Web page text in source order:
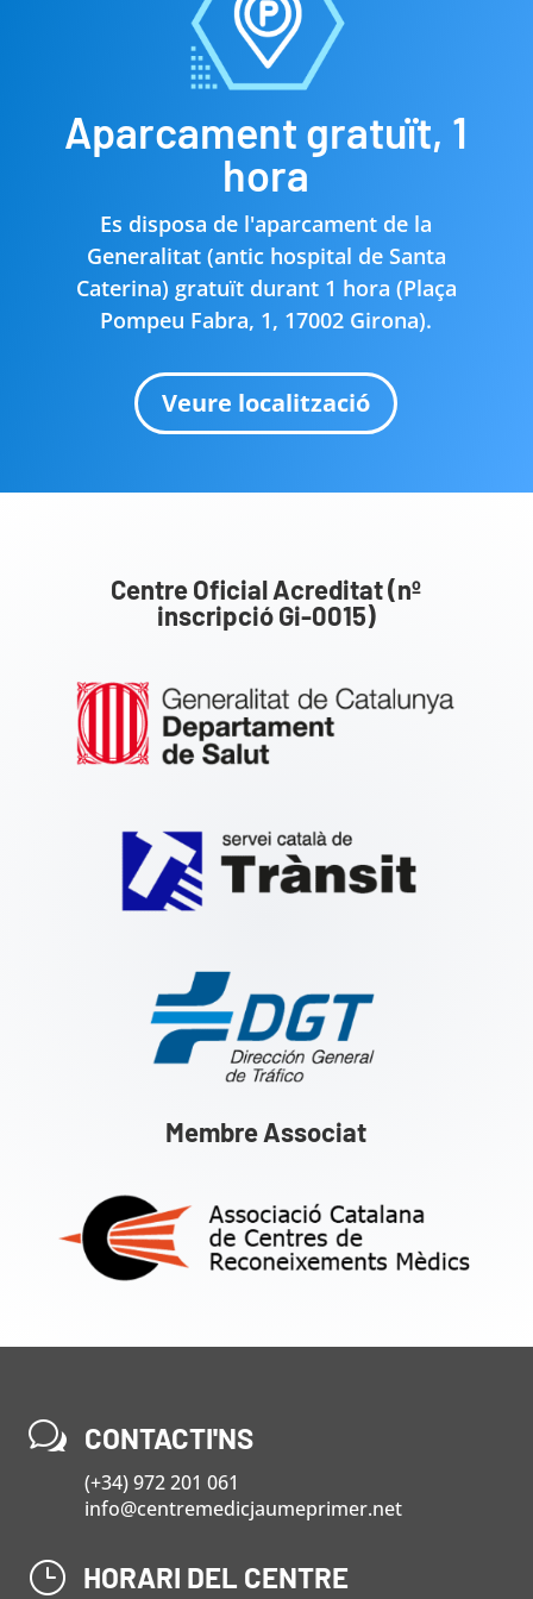
Aparcament gratuït, 1
hora
Es disposa de l'aparcament de la
Generalitat (antic hospital de Santa
Caterina) gratuït durant 1 hora (Plaça
Pompeu Fabra, 1, 17002 Girona).
Veure localització
Centre Oficial Acreditat (nº
inscripció Gi-0015)
Membre Associat
w CONTACTI'NS
(+34) 972 201 061
info@centremedicjaumeprimer.net
} HORARI DEL CENTRE